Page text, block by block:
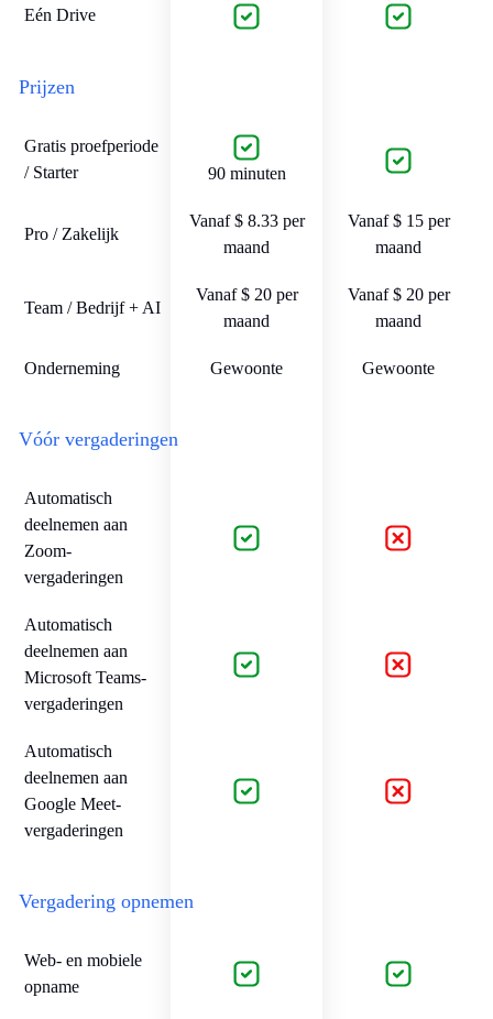
Eén Drive
Prijzen
Gratis proefperiode
/ Starter
90 minuten
Pro / Zakelijk
Vanaf $ 8.33 per
maand
Vanaf $ 15 per
maand
Team / Bedrijf + AI
Vanaf $ 20 per
maand
Vanaf $ 20 per
maand
Onderneming Gewoonte Gewoonte
Vóór vergaderingen
Automatisch
deelnemen aan
Zoom-
vergaderingen
Automatisch
deelnemen aan
Microsoft Teams-
vergaderingen
Automatisch
deelnemen aan
Google Meet-
vergaderingen
Vergadering opnemen
Web- en mobiele
opname